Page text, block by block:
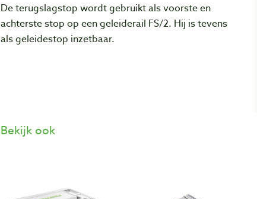
De terugslagstop wordt gebruikt als voorste en
achterste stop op een geleiderail FS/2. Hij is tevens
als geleidestop inzetbaar.
Bekijk ook